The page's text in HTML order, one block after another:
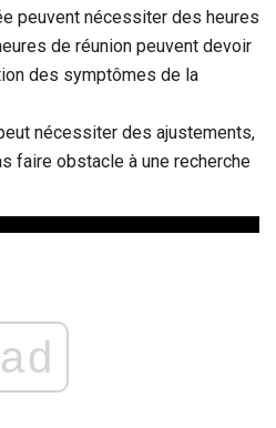
peuvent nécessiter des heures
de réunion peuvent devoir
des symptômes de la
nécessiter des ajustements,
faire obstacle à une recherche
ad